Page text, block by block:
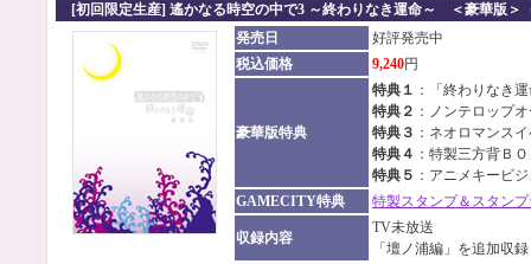
[初回限定生産] 遙かなる時空の中で3 ～終わりなき運命～ ＜豪華版＞
発売日
好評発売中
税込価格
9,240円
豪華版特典
特典１ ：「終わりなき
特典２ ：ノンテロップ
特典３ ：ネオロマンス
特典４ ：特製三方背Ｂ
特典５ ：アニメキービ
GAMECITY特典
特製スタンプ＆スタン
収録内容
TV未放送
「壇ノ浦編」を追加収